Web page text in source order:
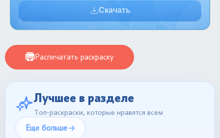
Скачать
Распечатать раскраску
Лучшее в разделе
Топ-раскраски, которые нравятся всем
Еще больше